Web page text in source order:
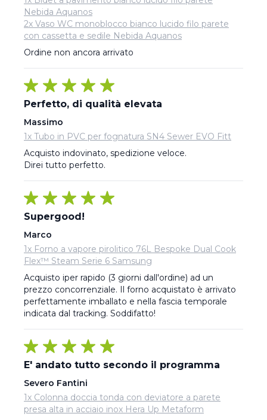
Nebida Aquanos
2x Vaso WC monoblocco bianco lucido filo parete
con cassetta e sedile Nebida Aquanos
Ordine non ancora arrivato
Perfetto, di qualità elevata
Massimo
1x Tubo in PVC per fognatura SN4 Sewer EVO Fitt
Acquisto indovinato, spedizione veloce.
Direi tutto perfetto.
Supergood!
Marco
1x Forno a vapore pirolitico 76L Bespoke Dual Cook
Flex™ Steam Serie 6 Samsung
Acquisto iper rapido (3 giorni dall'ordine) ad un
prezzo concorrenziale. Il forno acquistato è arrivato
perfettamente imballato e nella fascia temporale
indicata dal tracking. Soddifatto!
E' andato tutto secondo il programma
Severo Fantini
1x Colonna doccia tonda con deviatore a parete
presa alta in acciaio inox Hera Up Metaform